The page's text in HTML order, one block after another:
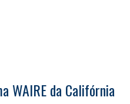
WAIRE da Califórnia